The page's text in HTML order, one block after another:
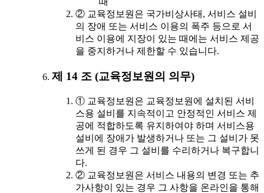
② 교육정보원은 국가비상사태, 서비스 설비
의 장애 또는 서비스 이용의 폭주 등으로 서
비스 이용에 지장이 있는 때에는 서비스 제공
을 중지하거나 제한할 수 있습니다.
제 14 조 (교육정보원의 의무)
① 교육정보원은 교육정보원에 설치된 서비
스용 설비를 지속적이고 안정적인 서비스 제
공에 적합하도록 유지하여야 하며 서비스용
설비에 장애가 발생하거나 또는 그 설비가 못
쓰게 된 경우 그 설비를 수리하거나 복구합니
다.
② 교육정보원은 서비스 내용의 변경 또는 추
가사항이 있는 경우 그 사항을 온라인을 통해